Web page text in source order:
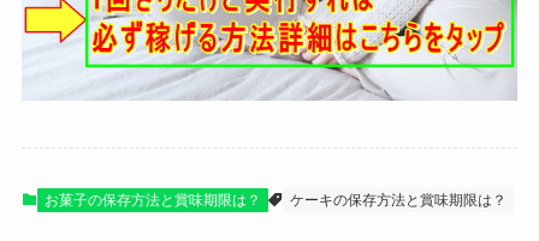
お菓子の保存方法と賞味期限は？ ケーキの保存方法と賞味期限は？